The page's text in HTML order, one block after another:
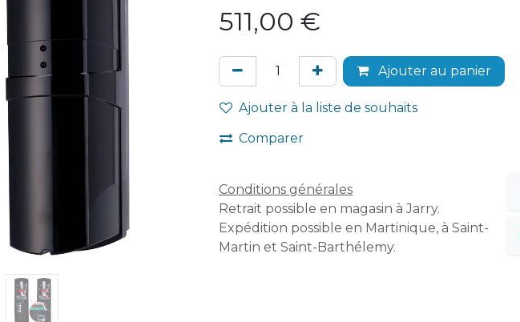
511,00 €
Ajouter au panier
Ajouter à la liste de souhaits
Comparer
Conditions générales
Retrait possible en magasin à Jarry.
Expédition possible en Martinique, à Saint-
Martin et Saint-Barthélemy.